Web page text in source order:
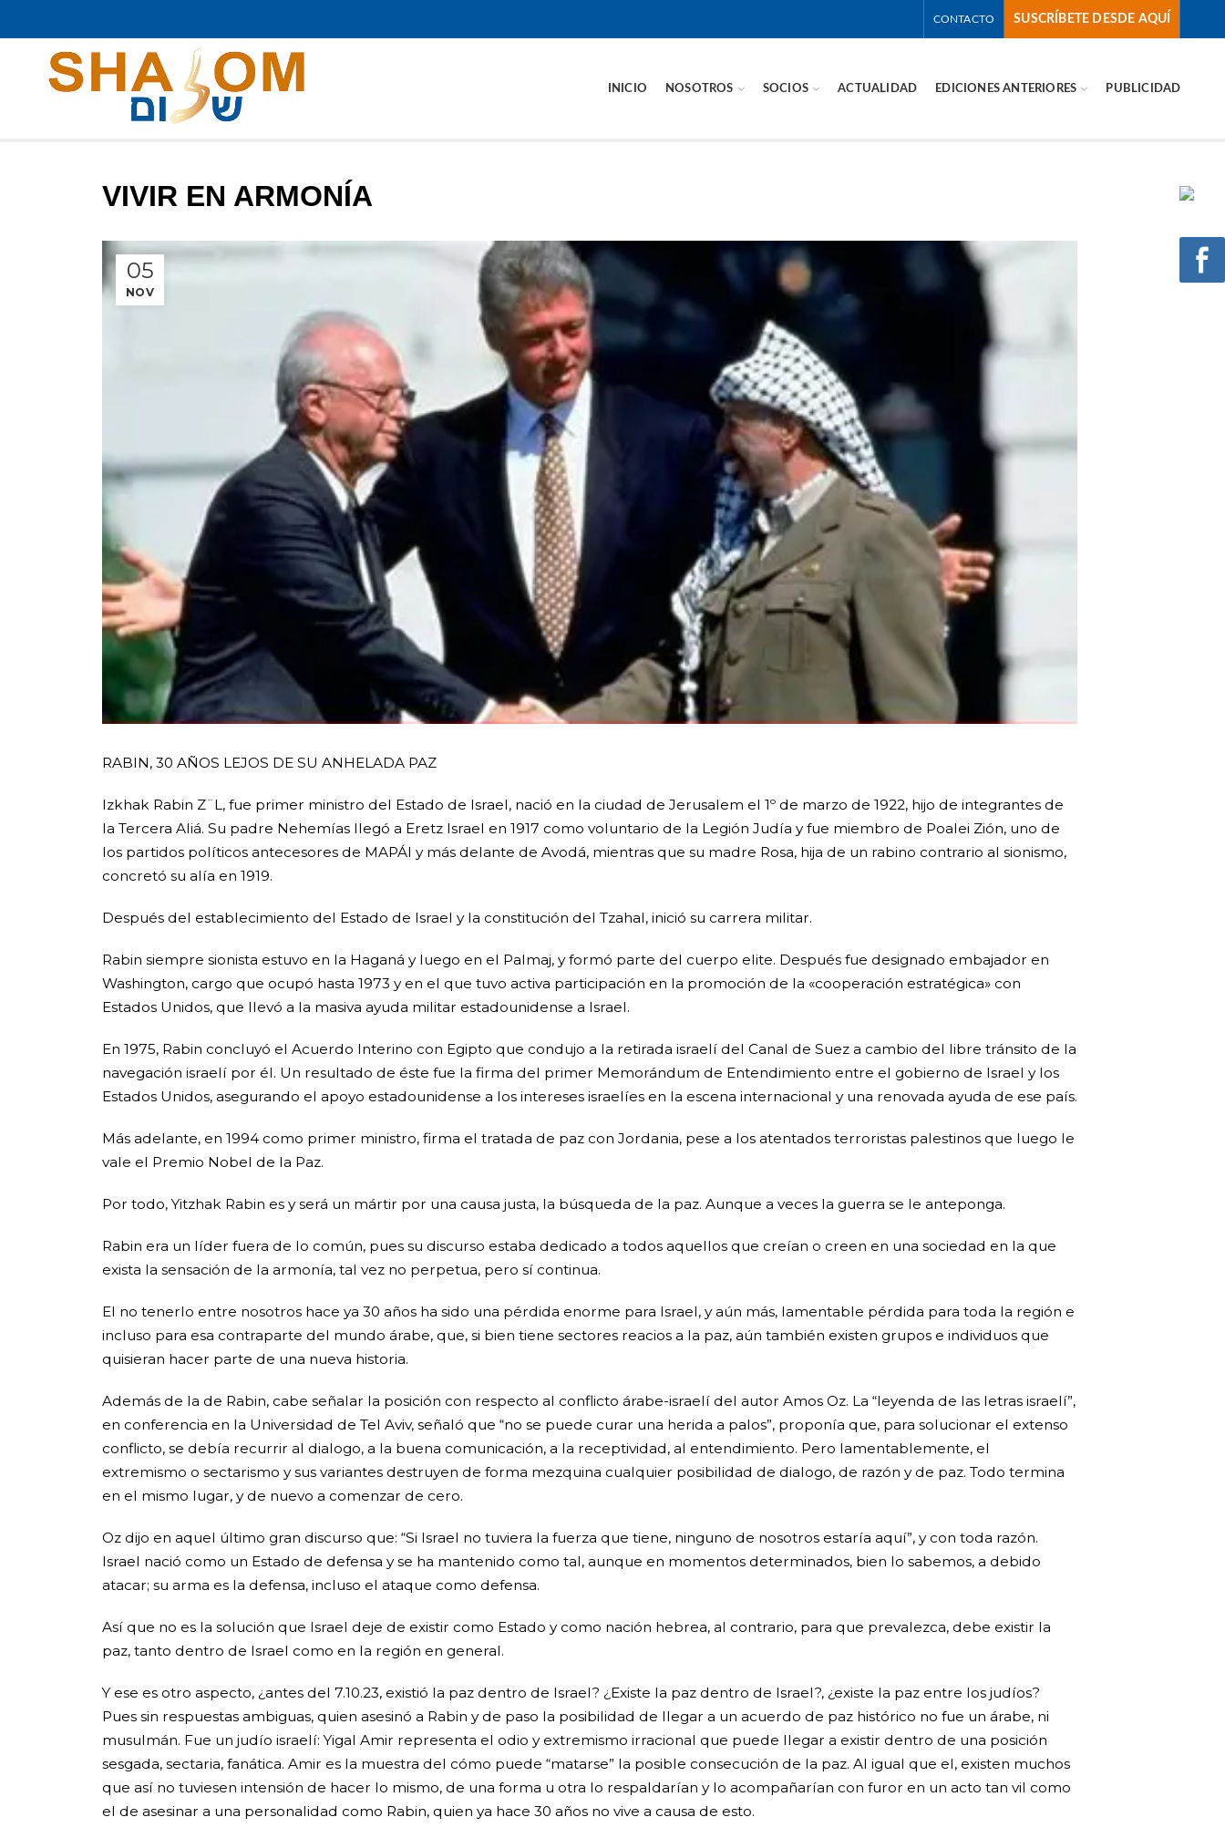
CONTACTO SUSCRÍBETE DESDE AQUÍ
INICIO NOSOTROS SOCIOS ACTUALIDAD EDICIONES ANTERIORES PUBLICIDAD
VIVIR EN ARMONÍA
05
NOV
RABIN, 30 AÑOS LEJOS DE SU ANHELADA PAZ
Izkhak Rabin Z¨L, fue primer ministro del Estado de Israel, nació en la ciudad de Jerusalem el 1º de marzo de 1922, hijo de integrantes de
la Tercera Aliá. Su padre Nehemías llegó a Eretz Israel en 1917 como voluntario de la Legión Judía y fue miembro de Poalei Zión, uno de
los partidos políticos antecesores de MAPÁI y más delante de Avodá, mientras que su madre Rosa, hija de un rabino contrario al sionismo,
concretó su alía en 1919.
Después del establecimiento del Estado de Israel y la constitución del Tzahal, inició su carrera militar.
Rabin siempre sionista estuvo en la Haganá y luego en el Palmaj, y formó parte del cuerpo elite. Después fue designado embajador en
Washington, cargo que ocupó hasta 1973 y en el que tuvo activa participación en la promoción de la «cooperación estratégica» con
Estados Unidos, que llevó a la masiva ayuda militar estadounidense a Israel.
En 1975, Rabin concluyó el Acuerdo Interino con Egipto que condujo a la retirada israelí del Canal de Suez a cambio del libre tránsito de la
navegación israelí por él. Un resultado de éste fue la firma del primer Memorándum de Entendimiento entre el gobierno de Israel y los
Estados Unidos, asegurando el apoyo estadounidense a los intereses israelíes en la escena internacional y una renovada ayuda de ese país.
Más adelante, en 1994 como primer ministro, firma el tratada de paz con Jordania, pese a los atentados terroristas palestinos que luego le
vale el Premio Nobel de la Paz.
Por todo, Yitzhak Rabin es y será un mártir por una causa justa, la búsqueda de la paz. Aunque a veces la guerra se le anteponga.
Rabin era un líder fuera de lo común, pues su discurso estaba dedicado a todos aquellos que creían o creen en una sociedad en la que
exista la sensación de la armonía, tal vez no perpetua, pero sí continua.
El no tenerlo entre nosotros hace ya 30 años ha sido una pérdida enorme para Israel, y aún más, lamentable pérdida para toda la región e
incluso para esa contraparte del mundo árabe, que, si bien tiene sectores reacios a la paz, aún también existen grupos e individuos que
quisieran hacer parte de una nueva historia.
Además de la de Rabin, cabe señalar la posición con respecto al conflicto árabe-israelí del autor Amos Oz. La “leyenda de las letras israelí”,
en conferencia en la Universidad de Tel Aviv, señaló que “no se puede curar una herida a palos”, proponía que, para solucionar el extenso
conflicto, se debía recurrir al dialogo, a la buena comunicación, a la receptividad, al entendimiento. Pero lamentablemente, el
extremismo o sectarismo y sus variantes destruyen de forma mezquina cualquier posibilidad de dialogo, de razón y de paz. Todo termina
en el mismo lugar, y de nuevo a comenzar de cero.
Oz dijo en aquel último gran discurso que: “Si Israel no tuviera la fuerza que tiene, ninguno de nosotros estaría aquí”, y con toda razón.
Israel nació como un Estado de defensa y se ha mantenido como tal, aunque en momentos determinados, bien lo sabemos, a debido
atacar; su arma es la defensa, incluso el ataque como defensa.
Así que no es la solución que Israel deje de existir como Estado y como nación hebrea, al contrario, para que prevalezca, debe existir la
paz, tanto dentro de Israel como en la región en general.
Y ese es otro aspecto, ¿antes del 7.10.23, existió la paz dentro de Israel? ¿Existe la paz dentro de Israel?, ¿existe la paz entre los judíos?
Pues sin respuestas ambiguas, quien asesinó a Rabin y de paso la posibilidad de llegar a un acuerdo de paz histórico no fue un árabe, ni
musulmán. Fue un judío israelí: Yigal Amir representa el odio y extremismo irracional que puede llegar a existir dentro de una posición
sesgada, sectaria, fanática. Amir es la muestra del cómo puede “matarse” la posible consecución de la paz. Al igual que el, existen muchos
que así no tuviesen intensión de hacer lo mismo, de una forma u otra lo respaldarían y lo acompañarían con furor en un acto tan vil como
el de asesinar a una personalidad como Rabin, quien ya hace 30 años no vive a causa de esto.